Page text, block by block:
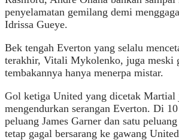
penyelamatan gemilang demi
Idrissa Gueye.
Bek tengah Everton yang selalu
terakhir, Vitali Mykolenko, juga meski
tembakannya hanya menerpa mistar.
Gol ketiga United yang dicetak Martial
mengendurkan serangan Everton. Di
peluang James Garner dan satu
tetap gagal bersarang ke gawang